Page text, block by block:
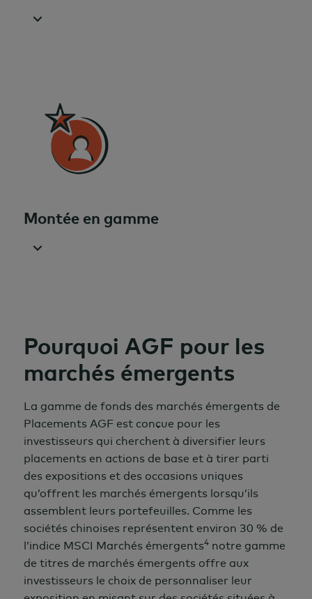
Montée en gamme
Pourquoi AGF pour les
marchés émergents
La gamme de fonds des marchés émergents de
Placements AGF est conçue pour les
investisseurs qui cherchent à diversifier leurs
placements en actions de base et à tirer parti
des expositions et des occasions uniques
qu’offrent les marchés émergents lorsqu’ils
assemblent leurs portefeuilles. Comme les
sociétés chinoises représentent environ 30 % de
l’indice MSCI Marchés émergents4 notre gamme
de titres de marchés émergents offre aux
investisseurs le choix de personnaliser leur